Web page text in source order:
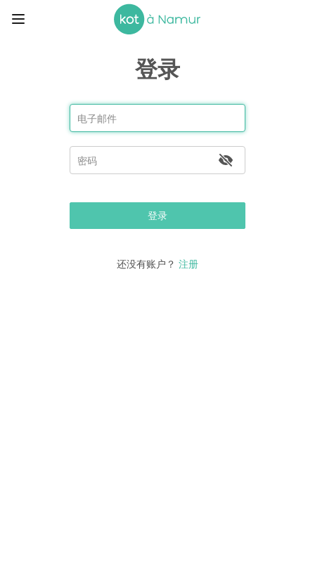
登录
登录
还没有账户？ 注册